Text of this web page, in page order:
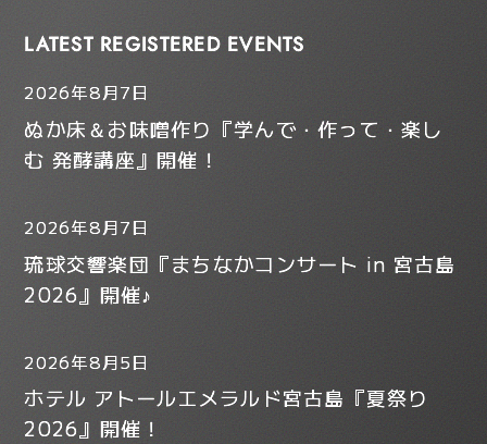
LATEST REGISTERED EVENTS
2026年8月7日
ぬか床＆お味噌作り『学んで・作って・楽し
む 発酵講座』開催！
2026年8月7日
琉球交響楽団『まちなかコンサート in 宮古島
2026』開催♪
2026年8月5日
ホテル アトールエメラルド宮古島『夏祭り
2026』開催！